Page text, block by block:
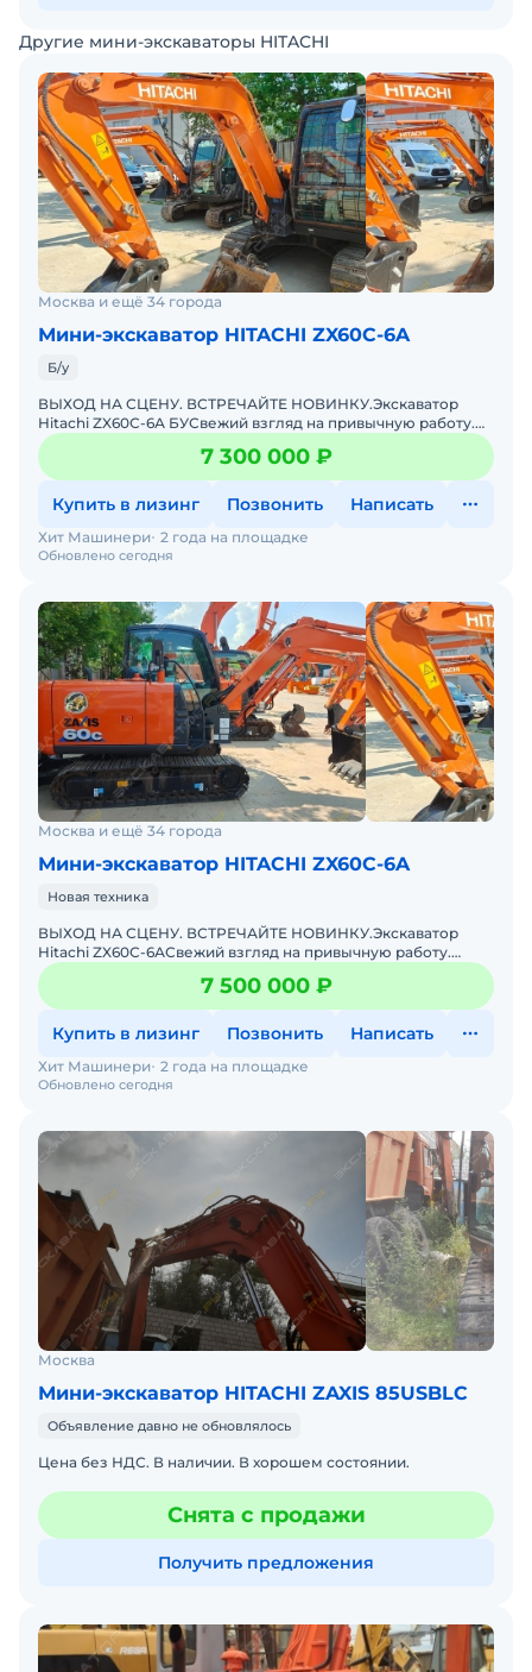
Другие мини-экскаваторы HITACHI
Москва и ещё 34 города
Мини-экскаватор HITACHI ZX60C-6A
Б/у
ВЫХОД НА СЦЕНУ. ВСТРЕЧАЙТЕ НОВИНКУ.Экскаватор
Hitachi ZX60С-6А БУСвежий взгляд на привычную работу.
Компактный, маневренный, зубастый.Забудьте всё, что
знали пр
7 300 000 ₽
Купить в лизинг Позвонить Написать
Обновлено сегодня
Хит Машинери 2 года на площадке
Москва и ещё 34 города
Мини-экскаватор HITACHI ZX60C-6A
Новая техника
ВЫХОД НА СЦЕНУ. ВСТРЕЧАЙТЕ НОВИНКУ.Экскаватор
Hitachi ZX60С-6АСвежий взгляд на привычную работу.
Компактный, маневренный, зубастый.Забудьте всё, что
знали про 6
7 500 000 ₽
Купить в лизинг Позвонить Написать
Обновлено сегодня
Хит Машинери 2 года на площадке
Москва
Мини-экскаватор HITACHI ZAXIS 85USBLC
Объявление давно не обновлялось
Цена без НДС. В наличии. В хорошем состоянии.
Снята с продажи
Получить предложения